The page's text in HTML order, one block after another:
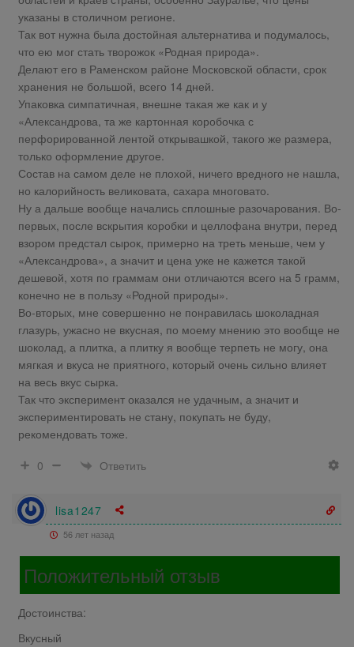
указаны в столичном регионе.
Так вот нужна была достойная альтернатива и подумалось,
что ею мог стать творожок «Родная природа».
Делают его в Раменском районе Московской области, срок
хранения не большой, всего 14 дней.
Упаковка симпатичная, внешне такая же как и у
«Александрова, та же картонная коробочка с
перфорированной лентой открывашкой, такого же размера,
только оформление другое.
Состав на самом деле не плохой, ничего вредного не нашла,
но калорийность великовата, сахара многовато.
Ну а дальше вообще начались сплошные разочарования. Во-
первых, после вскрытия коробки и целлофана внутри, перед
взором предстал сырок, примерно на треть меньше, чем у
«Александрова», а значит и цена уже не кажется такой
дешевой, хотя по граммам они отличаются всего на 5 грамм,
конечно не в пользу «Родной природы».
Во-вторых, мне совершенно не понравилась шоколадная
глазурь, ужасно не вкусная, по моему мнению это вообще не
шоколад, а плитка, а плитку я вообще терпеть не могу, она
мягкая и вкуса не приятного, который очень сильно влияет
на весь вкус сырка.
Так что эксперимент оказался не удачным, а значит и
экспериментировать не стану, покупать не буду,
рекомендовать тоже.
0
Ответить
lisa1247
56 лет назад
Положительный отзыв
Достоинства:
Вкусный